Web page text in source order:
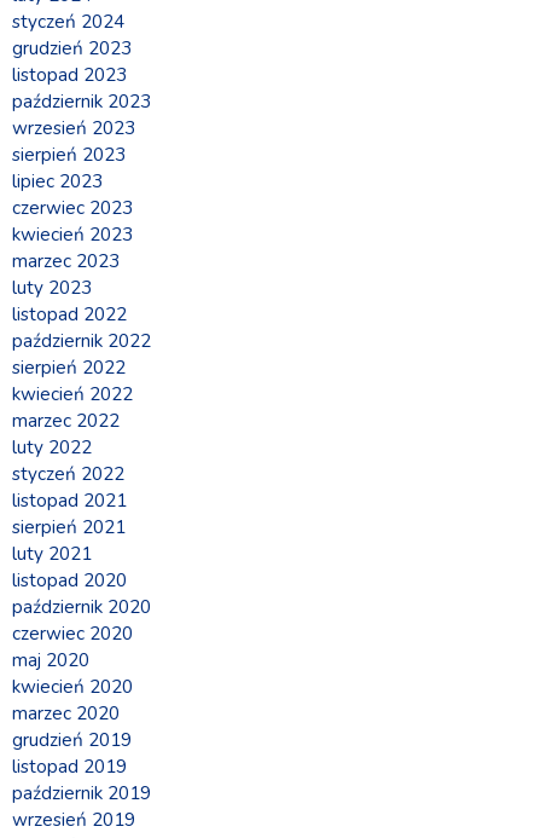
styczeń 2024
grudzień 2023
listopad 2023
październik 2023
wrzesień 2023
sierpień 2023
lipiec 2023
czerwiec 2023
kwiecień 2023
marzec 2023
luty 2023
listopad 2022
październik 2022
sierpień 2022
kwiecień 2022
marzec 2022
luty 2022
styczeń 2022
listopad 2021
sierpień 2021
luty 2021
listopad 2020
październik 2020
czerwiec 2020
maj 2020
kwiecień 2020
marzec 2020
grudzień 2019
listopad 2019
październik 2019
wrzesień 2019